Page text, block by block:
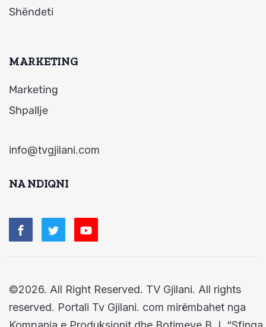
Shëndeti
MARKETING
Marketing
Shpallje
info@tvgjilani.com
NA NDIQNI
©2026. All Right Reserved. TV Gjilani. All rights
reserved. Portali Tv Gjilani. com mirëmbahet nga